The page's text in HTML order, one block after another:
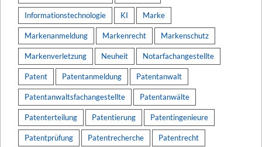
Informationstechnologie KI Marke
Markenanmeldung Markenrecht Markenschutz
Markenverletzung Neuheit Notarfachangestellte
Patent Patentanmeldung Patentanwalt
Patentanwaltsfachangestellte Patentanwälte
Patenterteilung Patentierung Patentingenieure
Patentprüfung Patentrecherche Patentrecht